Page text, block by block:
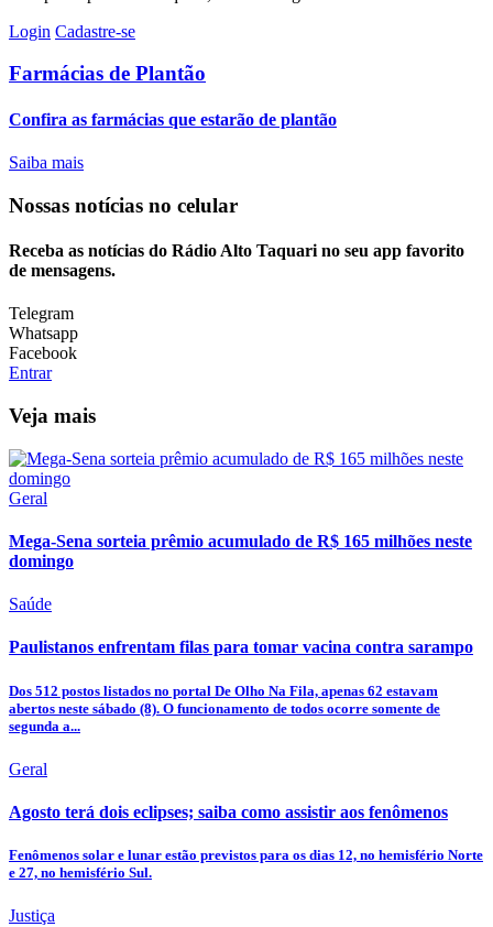
Login Cadastre-se
Farmácias de Plantão
Confira as farmácias que estarão de plantão
Saiba mais
Nossas notícias no celular
Receba as notícias do Rádio Alto Taquari no seu app favorito
de mensagens.
Telegram
Whatsapp
Facebook
Entrar
Veja mais
Geral
Mega-Sena sorteia prêmio acumulado de R$ 165 milhões neste
domingo
Saúde
Paulistanos enfrentam filas para tomar vacina contra sarampo
Dos 512 postos listados no portal De Olho Na Fila, apenas 62 estavam
abertos neste sábado (8). O funcionamento de todos ocorre somente de
segunda a...
Geral
Agosto terá dois eclipses; saiba como assistir aos fenômenos
Fenômenos solar e lunar estão previstos para os dias 12, no hemisfério Norte
e 27, no hemisfério Sul.
Justiça